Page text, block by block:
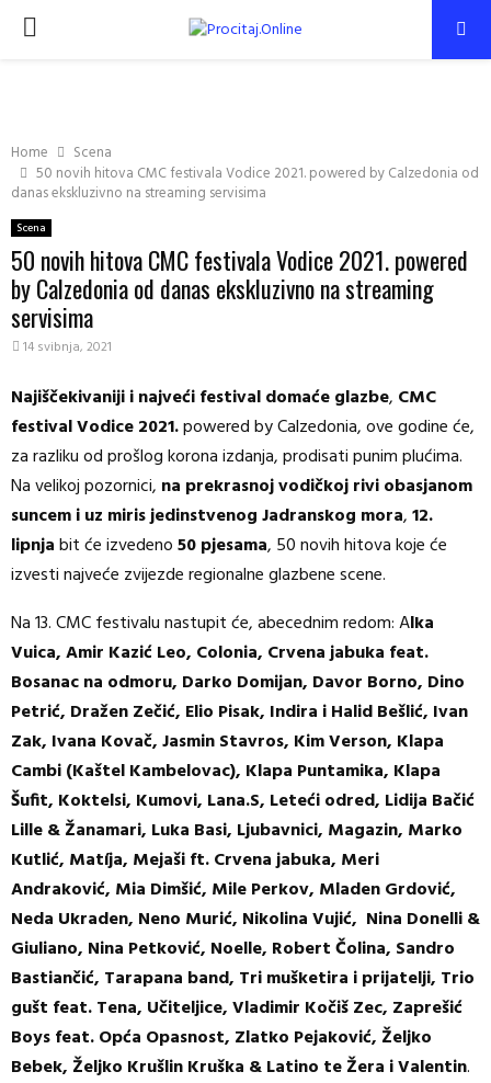
PRIMARY
Home
Scena
50 novih hitova CMC festivala Vodice 2021. powered by Calzedonia od
danas ekskluzivno na streaming servisima
Scena
50 novih hitova CMC festivala Vodice 2021. powered
by Calzedonia od danas ekskluzivno na streaming
servisima
14 svibnja, 2021
Najiščekivaniji i najveći festival domaće glazbe, CMC
festival Vodice 2021.powered by Calzedonia, ove godine će,
za razliku od prošlog korona izdanja, prodisati punim plućima.
Na velikoj pozornici, na prekrasnoj vodičkoj rivi obasjanom
suncem i uz miris jedinstvenog Jadranskog mora,12.
lipnjabit će izvedeno50 pjesama, 50 novih hitova koje će
izvesti najveće zvijezde regionalne glazbene scene.
Na 13. CMC festivalu nastupit će, abecednim redom: Alka
Vuica, Amir Kazić Leo, Colonia, Crvena jabuka feat.
Bosanac na odmoru, Darko Domijan, Davor Borno, Dino
Petrić, Dražen Zečić, Elio Pisak, Indira i Halid Bešlić, Ivan
Zak, Ivana Kovač, Jasmin Stavros, Kim Verson, Klapa
Cambi (Kaštel Kambelovac), Klapa Puntamika, Klapa
Šufit, Koktelsi, Kumovi, Lana.S, Leteći odred, Lidija Bačić
Lille & Žanamari, Luka Basi, Ljubavnici, Magazin, Marko
Kutlić, Matíja, Mejaši ft. Crvena jabuka, Meri
Andraković, Mia Dimšić, Mile Perkov, Mladen Grdović,
Neda Ukraden, Neno Murić, Nikolina Vujić, Nina Donelli &
Giuliano, Nina Petković, Noelle, Robert Čolina, Sandro
Bastiančić, Tarapana band, Tri mušketira i prijatelji, Trio
gušt feat. Tena, Učiteljice, Vladimir Kočiš Zec, Zaprešić
Boys feat. Opća Opasnost, Zlatko Pejaković, Željko
Bebek, Željko Krušlin Kruška & Latino te Žera i Valentin.